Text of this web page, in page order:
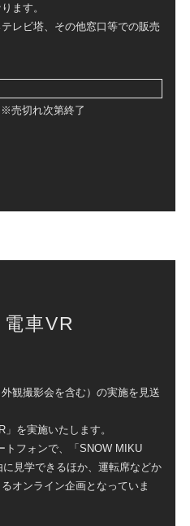
ます。
レビ塔、その他窓口等での販売
※売切れ次第終了
車VR
観撮影会を含む）の実施を見送
を実施いたします。
トフォンで、「SNOW MIKU
見学できるほか、運転席などか
オンライン企画となっていま